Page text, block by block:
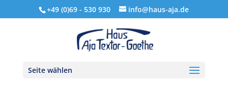
+49 (0)69 - 530 930 info@haus-aja.de
Seite wählen